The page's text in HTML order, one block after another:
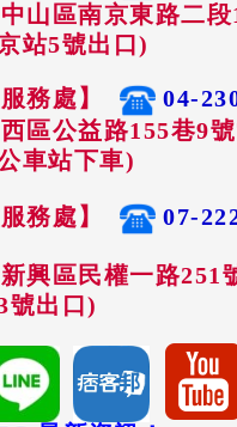
山區南京東路二
站5號出口)
務處】
04-
區公益路155巷9
車站下車)
服務處】
07-
興區民權一路251
號出口)